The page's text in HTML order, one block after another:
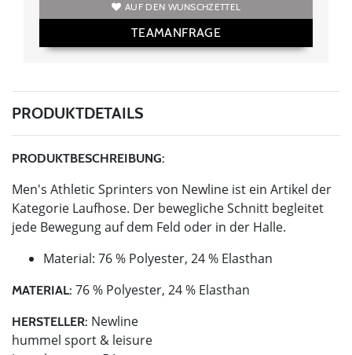
AUF DEN WUNSCHZETTEL
TEAMANFRAGE
PRODUKTDETAILS
PRODUKTBESCHREIBUNG:
Men's Athletic Sprinters von Newline ist ein Artikel der
Kategorie Laufhose. Der bewegliche Schnitt begleitet
jede Bewegung auf dem Feld oder in der Halle.
Material: 76 % Polyester, 24 % Elasthan
MATERIAL: 76 % Polyester, 24 % Elasthan
HERSTELLER: Newline
hummel sport & leisure